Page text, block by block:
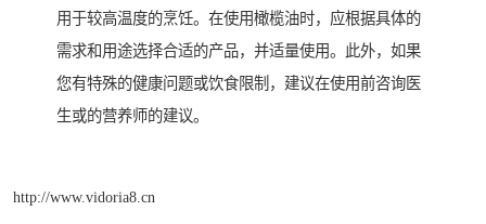
用于较高温度的烹饪。在使用橄榄油时，应根据具体的
需求和用途选择合适的产品，并适量使用。此外，如果
您有特殊的健康问题或饮食限制，建议在使用前咨询医
生或的营养师的建议。
http://www.vidoria8.cn